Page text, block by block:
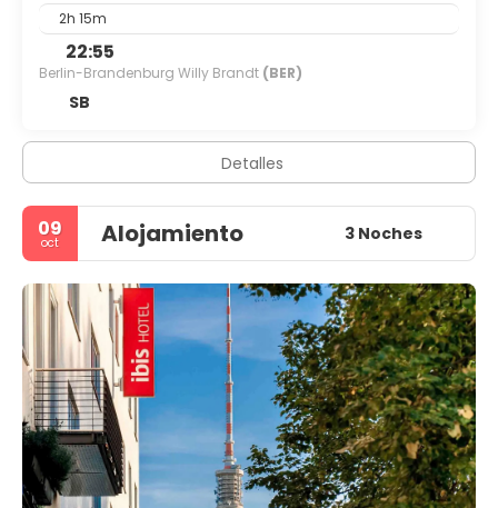
2h 15m
22:55
Berlin-Brandenburg Willy Brandt (BER)
SB
Detalles
09
oct Alojamiento 3 Noches